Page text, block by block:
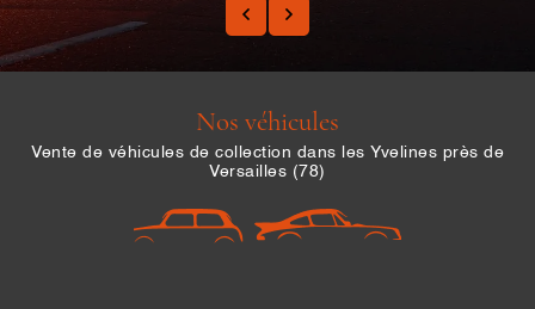
Nos véhicules
Vente de véhicules de collection dans les Yvelines près de
Versailles (78)